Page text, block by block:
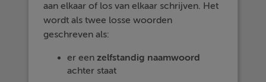
aan elkaar of los van elkaar schrijven. Het
wordt als twee losse woorden
geschreven als:
er eenzelfstandig naamwoord
achter staat